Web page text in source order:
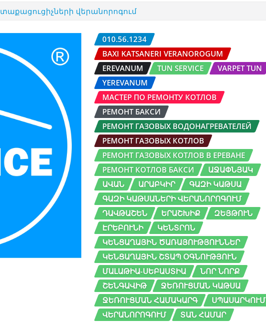
վերանորոգում
010.56.1234
BAXI KATSANERI VERANOROGUM
EREVANUM
TUN SERVICE
VARPET TUN
YEREVANUM
МАСТЕР ПО РЕМОНТУ КОТЛОВ
РЕМОНТ БАКСИ
РЕМОНТ ГАЗОВЫХ ВОДОНАГРЕВАТЕЛЕЙ
РЕМОНТ ГАЗОВЫХ КОТЛОВ
РЕМОНТ ГАЗОВЫХ КОТЛОВ В ЕРЕВАНЕ
РЕМОНТ КОТЛОВ БАКСИ
ԱՋԱՓՆՅԱԿ
ԱՎԱՆ
ԱՐԱԲԿԻՐ
ԳԱԶԻ ԿԱԹՍԱ
ԳԱԶԻ ԿԱԹՍԱՆԵՐԻ ՎԵՐԱՆՈՐՈԳՈՒՄ
ԴԱՎԹԱՇԵՆ
ԵՐԱՇԽԻՔ
ԶԵՅԹՈՒՆ
ԷՐԵԲՈՒՆԻ
ԿԵՆՏՐՈՆ
ԿԵՆՑԱՂԱՅԻՆ ԾԱՌԱՅՈՒԹՅՈՒՆՆԵՐ
ԿԵՆՑԱՂԱՅԻՆ ՇՏԱՊ ՕԳՆՈՒԹՅՈՒՆ
ՄԱԼԱԹԻԱ-ՍԵԲԱՍՏԻԱ
ՆՈՐ ՆՈՐՔ
ՇԵՆԳԱՎԻԹ
ՋԵՌՈՒՑՄԱՆ ԿԱԹՍԱ
ՋԵՌՈՒՑՄԱՆ ՀԱՄԱԿԱՐԳ
ՍՊԱՍԱՐԿՈՒՄ
ՎԵՐԱՆՈՐՈԳՈՒՄ
ՏԱՆ ՀԱՄԱՐ